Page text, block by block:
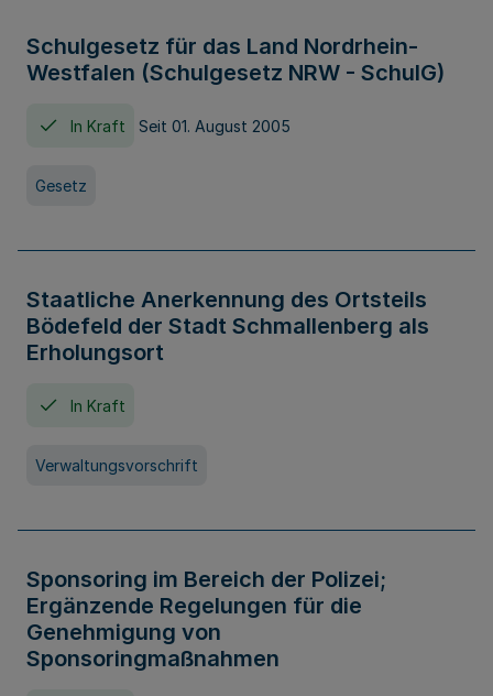
Schulgesetz für das Land Nordrhein-
Westfalen (Schulgesetz NRW - SchulG)
In Kraft Seit 01. August 2005
Gesetz
Staatliche Anerkennung des Ortsteils
Bödefeld der Stadt Schmallenberg als
Erholungsort
In Kraft
Verwaltungsvorschrift
Sponsoring im Bereich der Polizei;
Ergänzende Regelungen für die
Genehmigung von
Sponsoringmaßnahmen